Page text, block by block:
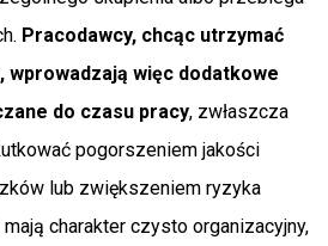
Pracodawcy, chcąc utrzymać
wprowadzają więc dodatkowe
do czasu pracy, zwłaszcza
pogorszeniem jakości
lub zwiększeniem ryzyka
charakter czysto organizacyjny,